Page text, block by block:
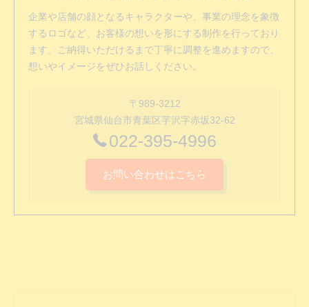
企業や店舗の顔となるキャラクターや、事業の理念を象徴
するロゴなど、お客様の想いを形にする制作を行っており
ます。ご納得いただけるまで丁寧に調整を進めますので、
想いやイメージをぜひお話しください。
〒989-3212
宮城県仙台市青葉区芋沢字赤坂32-62
022-395-4996
お問い合わせはこちら